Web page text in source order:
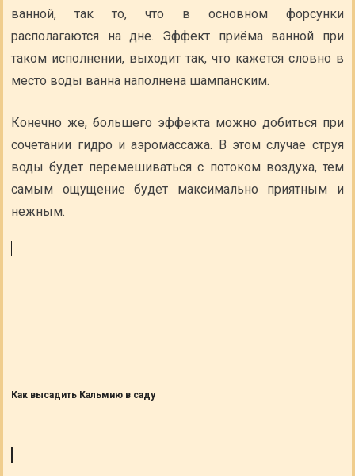
ванной, так то, что в основном форсунки
располагаются на дне. Эффект приёма ванной при
таком исполнении, выходит так, что кажется словно в
место воды ванна наполнена шампанским.
Конечно же, большего эффекта можно добиться при
сочетании гидро и аэромассажа. В этом случае струя
воды будет перемешиваться с потоком воздуха, тем
самым ощущение будет максимально приятным и
нежным.
Как высадить Кальмию в саду